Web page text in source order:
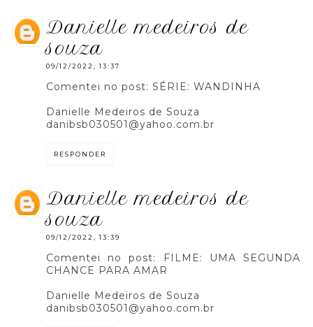
danielle medeiros de
souza
09/12/2022, 13:37
Comentei no post: SÉRIE: WANDINHA
Danielle Medeiros de Souza
danibsb030501@yahoo.com.br
RESPONDER
danielle medeiros de
souza
09/12/2022, 13:39
Comentei no post: FILME: UMA SEGUNDA
CHANCE PARA AMAR
Danielle Medeiros de Souza
danibsb030501@yahoo.com.br